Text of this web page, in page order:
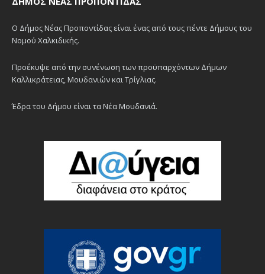
Ο Δήμος Νέας Προποντίδας είναι ένας από τους πέντε Δήμους του
Νομού Χαλκιδικής.
Προέκυψε από την συνένωση των προϋπαρχόντων Δήμων
Καλλικράτειας, Μουδανιών και Τρίγλιας.
Έδρα του Δήμου είναι τα Νέα Μουδανιά.